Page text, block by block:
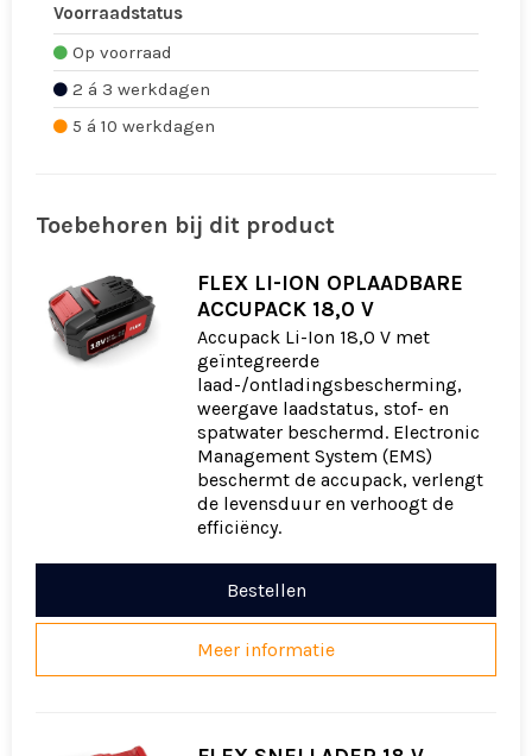
Voorraadstatus
Op voorraad
2 á 3 werkdagen
5 á 10 werkdagen
Toebehoren bij dit product
FLEX LI-ION OPLAADBARE
ACCUPACK 18,0 V
Accupack Li-Ion 18,0 V met
geïntegreerde
laad-/ontladingsbescherming,
weergave laadstatus, stof- en
spatwater beschermd. Electronic
Management System (EMS)
beschermt de accupack, verlengt
de levensduur en verhoogt de
efficiëncy.
Bestellen
Meer informatie